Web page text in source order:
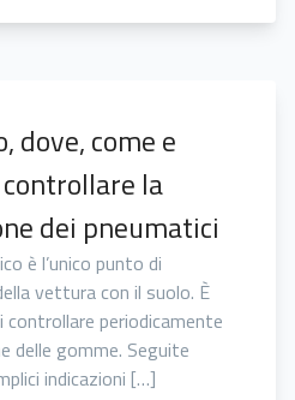
dove, come e
la
dei pneumatici
è l’unico punto di
vettura con il suolo. È
controllare periodicamente
delle gomme. Seguite
indicazioni […]